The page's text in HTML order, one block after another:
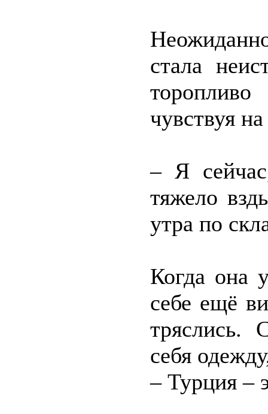
стала
чувствуя
– Я
тяжело
утра по
Когда она
себе ещё
тряслись.
себя
– Турция –